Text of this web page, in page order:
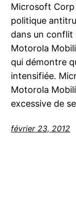
Microsoft Corp
politique
dans un conflit
Motorola
qui démontre
intensifiée.
Motorola
excessive de
février 23, 2012